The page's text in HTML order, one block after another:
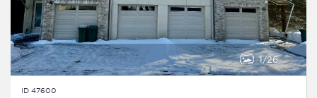
1 26
ID 47600